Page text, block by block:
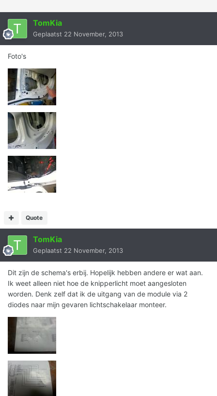
TomKia
Geplaatst 22 November, 2013
Foto's
Quote
TomKia
Geplaatst 22 November, 2013
Dit zijn de schema's erbij. Hopelijk hebben andere er wat aan.
Ik weet alleen niet hoe de knipperlicht moet aangesloten
worden. Denk zelf dat ik de uitgang van de module via 2
diodes naar mijn gevaren lichtschakelaar monteer.